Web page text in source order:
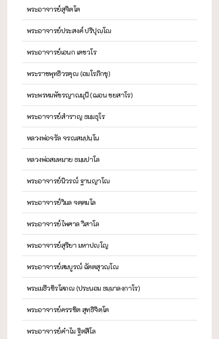
พระอาจารย์สุจิตโต
พระอาจารย์ประสงค์ ปริปุณฺโณ
พระอาจารย์เอนก เตชวโร
พระราชพุทธิวรคุณ (อมโรภิกขุ)
พระพรหมพัชรญาณมุนี (ฌอน ชยสาโร)
พระอาจารย์สำราญ ธมฺมธุโร
หลวงพ่อจรัล จรณสมฺปนฺโน
หลวงพ่อสมหมาย ธมฺมปาโล
พระอาจารย์นิวรณ์ ฐานญาโณ
พระอาจารย์วิมล จตฺตมโล
พระอาจารย์ไพศาล วิสาโล
พระอาจารย์สุริยา มหาปญฺโญ
พระอาจารย์สมบูรณ์ ฉัตตสุวณฺโณ
พระเมธีวชิรโสภณ (ประนอม ธมฺมาลงฺกาโร)
พระอาจารย์ครรชิต สุทฺธิจิตฺโต
พระอาจารย์คำไม ฐิตสีโล